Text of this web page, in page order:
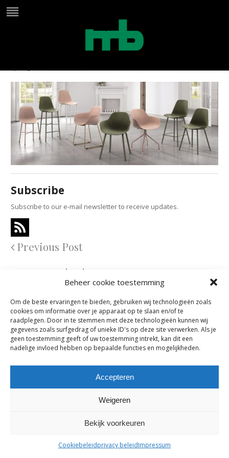
Beheer cookie toestemming
Om de beste ervaringen te bieden, gebruiken wij technologieën zoals
cookies om informatie over je apparaat op te slaan en/of te
raadplegen. Door in te stemmen met deze technologieën kunnen wij
gegevens zoals surfgedrag of unieke ID's op deze site verwerken. Als je
geen toestemming geeft of uw toestemming intrekt, kan dit een
nadelige invloed hebben op bepaalde functies en mogelijkheden.
Accepteren
Weigeren
Bekijk voorkeuren
Cookiebeleidprivacy beleidImpressum
slider perfecta 1
Subscribe
Subscribe to our e-mail newsletter to receive updates.
Previous Post
Comments are closed.
maes-boons nv | interieur - meubelen - maatwerk | bazelstraat 61
- 9150 Kruibeke |tel. +32 03 774 10 60